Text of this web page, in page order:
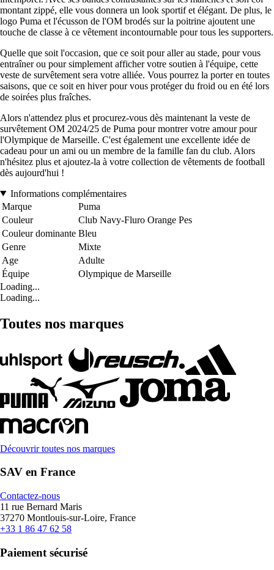
montant zippé, elle vous donnera un look sportif et élégant. De plus, le
logo Puma et l'écusson de l'OM brodés sur la poitrine ajoutent une
touche de classe à ce vêtement incontournable pour tous les supporters.
Quelle que soit l'occasion, que ce soit pour aller au stade, pour vous
entraîner ou pour simplement afficher votre soutien à l'équipe, cette
veste de survêtement sera votre alliée. Vous pourrez la porter en toutes
saisons, que ce soit en hiver pour vous protéger du froid ou en été lors
de soirées plus fraîches.
Alors n'attendez plus et procurez-vous dès maintenant la veste de
survêtement OM 2024/25 de Puma pour montrer votre amour pour
l'Olympique de Marseille. C'est également une excellente idée de
cadeau pour un ami ou un membre de la famille fan du club. Alors
n'hésitez plus et ajoutez-la à votre collection de vêtements de football
dès aujourd'hui !
Informations complémentaires
Marque
Puma
Couleur
Club Navy-Fluro Orange Pes
Couleur dominante Bleu
Genre
Mixte
Age
Adulte
Équipe
Olympique de Marseille
Loading...
Loading...
Toutes nos marques
Découvrir toutes nos marques
SAV en France
Contactez-nous
11 rue Bernard Maris
37270 Montlouis-sur-Loire, France
+33 1 86 47 62 58
Paiement sécurisé